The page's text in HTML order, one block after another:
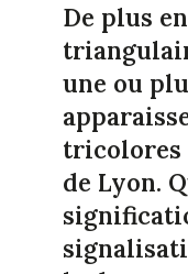
De plus
une ou
tricolores
de Lyon.